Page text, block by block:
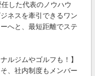
した代表のノウハウ
ネスを牽引できるワン
へと、最短距離でステ
ルジムやゴルフも！】
、社内制度もメンバー